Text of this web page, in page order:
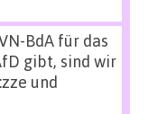
BdA für das
gibt, sind wir
und